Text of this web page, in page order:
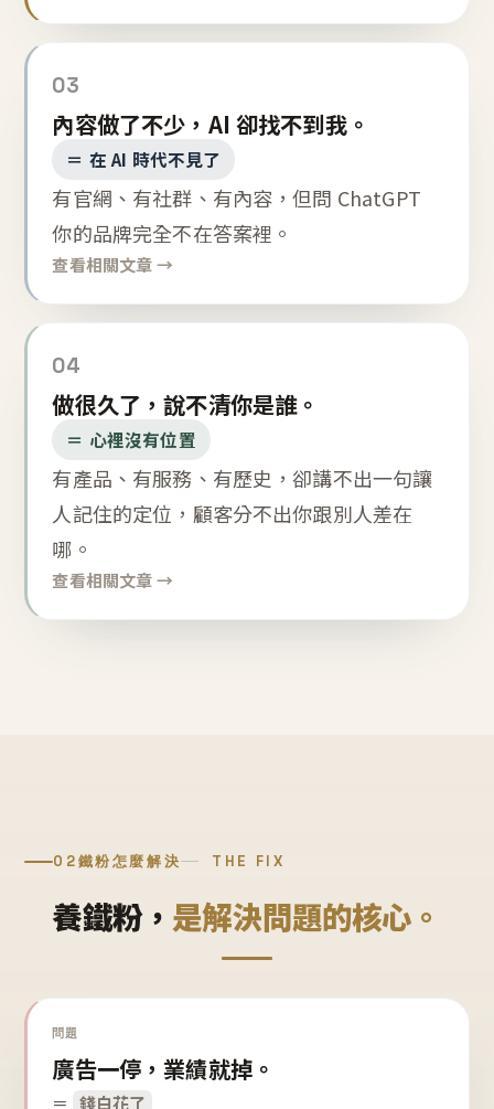
03
內容做了不少，AI 卻找不到我。
＝ 在 AI 時代不見了
有官網、有社群、有內容，但問 ChatGPT
你的品牌完全不在答案裡。
查看相關文章 →
04
做很久了，說不清你是誰。
＝ 心裡沒有位置
有產品、有服務、有歷史，卻講不出一句讓
人記住的定位，顧客分不出你跟別人差在
哪。
查看相關文章 →
02鐵粉怎麼解決 THE FIX
養鐵粉， 是解決問題的核心。
問題
廣告一停，業績就掉。
＝ 錢白花了